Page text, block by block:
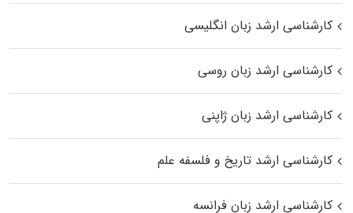
کارشناسی ارشد زبان انگلیسی
کارشناسی ارشد زبان روسی
کارشناسی ارشد زبان ژاپنی
کارشناسی ارشد تاریخ و فلسفه علم
کارشناسی ارشد زبان فرانسه